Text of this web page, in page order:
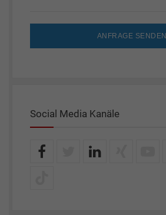
ANFRAGE SENDEN
Social Media Kanäle